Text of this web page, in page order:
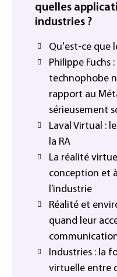
quelles
industries ?
Qu'est-ce que
Philippe Fuchs
technophobe
rapport au
sérieusement
Laval Virtual :
la RA
La réalité
conception et
l’industrie
Réalité et
quand leur
Industries : la
virtuelle entre